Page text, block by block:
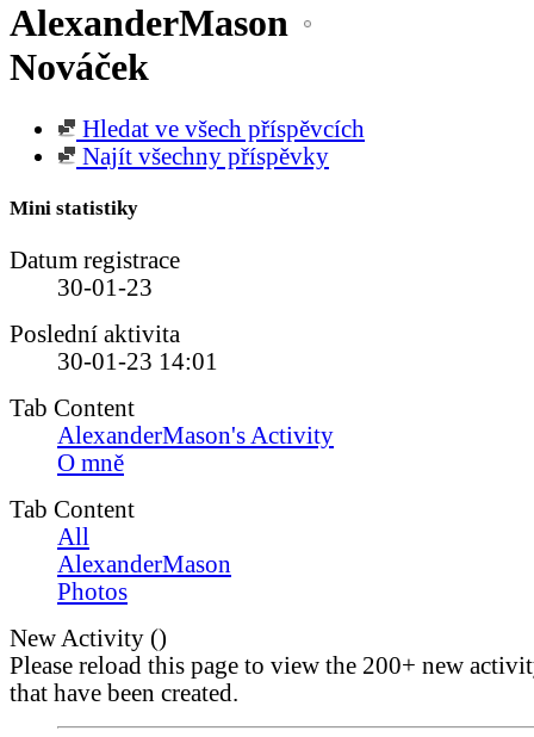
AlexanderMason
Nováček
Hledat ve všech příspěvcích
Najít všechny příspěvky
Mini statistiky
Datum registrace
30-01-23
Poslední aktivita
30-01-23 14:01
Tab Content
AlexanderMason's Activity
O mně
Tab Content
All
AlexanderMason
Photos
New Activity ()
Please reload this page to view the 200+ new
that have been created.